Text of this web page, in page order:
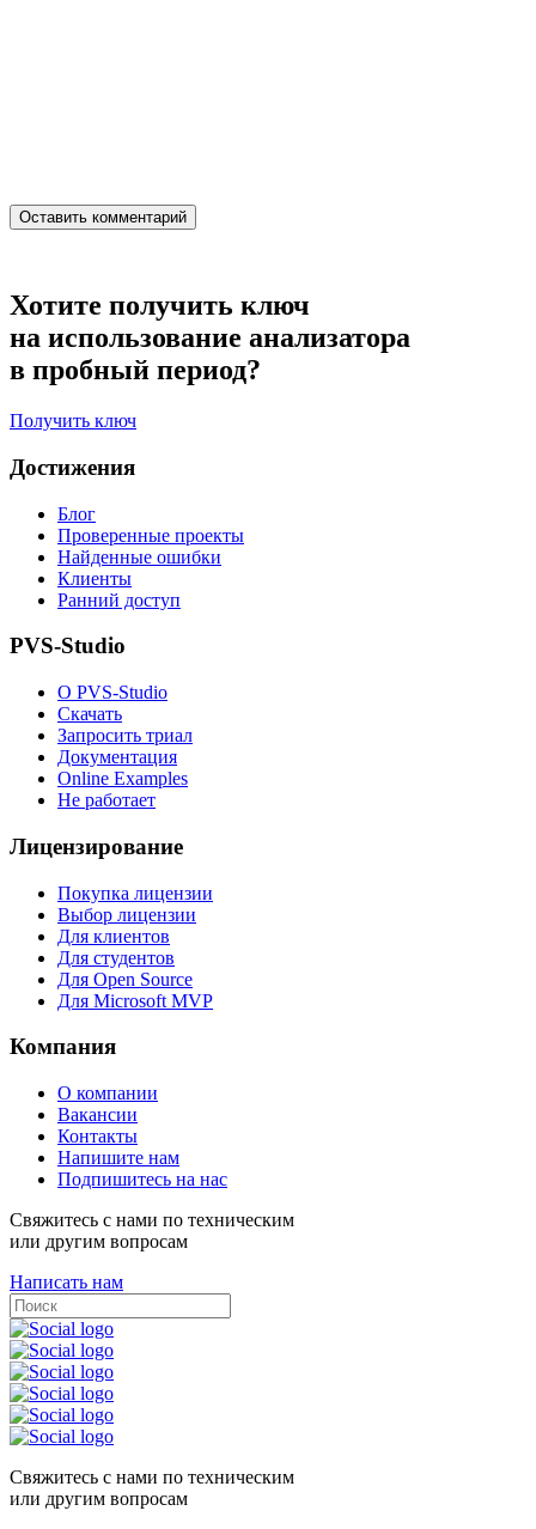
Хотите получить ключ
на использование анализатора
в пробный период?
Получить ключ
Достижения
Блог
Проверенные проекты
Найденные ошибки
Клиенты
Ранний доступ
PVS-Studio
О PVS-Studio
Скачать
Запросить триал
Документация
Online Examples
Не работает
Лицензирование
Покупка лицензии
Выбор лицензии
Для клиентов
Для студентов
Для Open Source
Для Microsoft MVP
Компания
О компании
Вакансии
Контакты
Напишите нам
Подпишитесь на нас
Свяжитесь с нами по техническим
или другим вопросам
Написать нам
Свяжитесь с нами по техническим
или другим вопросам